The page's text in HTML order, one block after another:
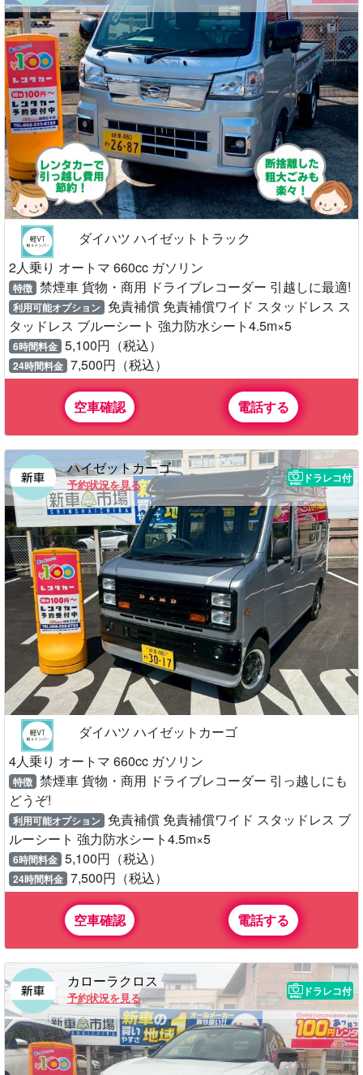
ダイハツ ハイゼットトラック
2人乗り オートマ 660cc ガソリン
特徴 禁煙車 貨物・商用 ドライブレコーダー 引越しに最適!
利用可能オプション 免責補償 免責補償ワイド スタッドレス ス
タッドレス ブルーシート 強力防水シート4.5m×5
6時間料金 5,100円（税込）
24時間料金 7,500円（税込）
空車確認 電話する
ハイゼットカーゴ
予約状況を見る
ドラレコ付
ダイハツ ハイゼットカーゴ
4人乗り オートマ 660cc ガソリン
特徴 禁煙車 貨物・商用 ドライブレコーダー 引っ越しにも
どうぞ!
利用可能オプション 免責補償 免責補償ワイド スタッドレス ブ
ルーシート 強力防水シート4.5m×5
6時間料金 5,100円（税込）
24時間料金 7,500円（税込）
空車確認 電話する
カローラクロス
予約状況を見る
ドラレコ付